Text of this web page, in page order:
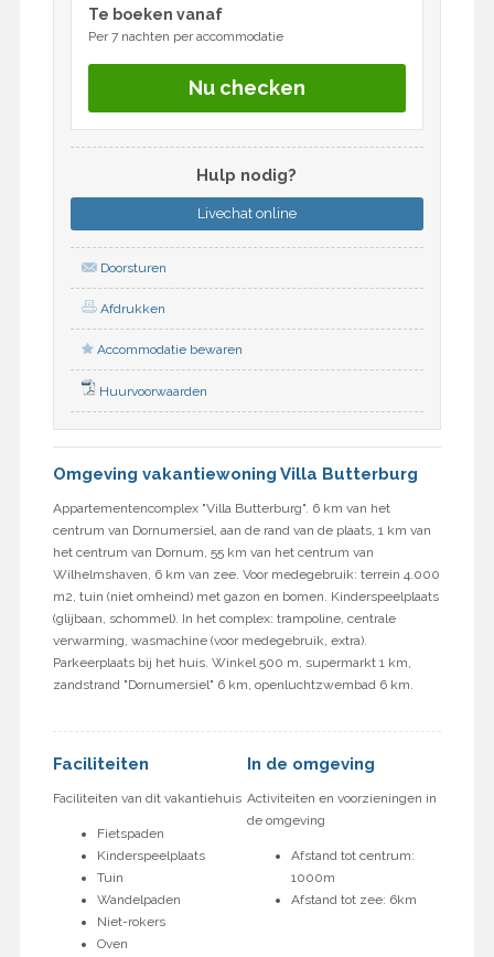
Te boeken vanaf
Per 7 nachten per accommodatie
Nu checken
Hulp nodig?
Livechat online
Doorsturen
Afdrukken
Accommodatie bewaren
Huurvoorwaarden
Omgeving vakantiewoning Villa Butterburg
Appartementencomplex "Villa Butterburg". 6 km van het
centrum van Dornumersiel, aan de rand van de plaats, 1 km van
het centrum van Dornum, 55 km van het centrum van
Wilhelmshaven, 6 km van zee. Voor medegebruik: terrein 4.000
m2, tuin (niet omheind) met gazon en bomen. Kinderspeelplaats
(glijbaan, schommel). In het complex: trampoline, centrale
verwarming, wasmachine (voor medegebruik, extra).
Parkeerplaats bij het huis. Winkel 500 m, supermarkt 1 km,
zandstrand "Dornumersiel" 6 km, openluchtzwembad 6 km.
Faciliteiten
Faciliteiten van dit vakantiehuis
Fietspaden
Kinderspeelplaats
Tuin
Wandelpaden
Niet-rokers
Oven
In de omgeving
Activiteiten en voorzieningen in
de omgeving
Afstand tot centrum:
1000m
Afstand tot zee: 6km